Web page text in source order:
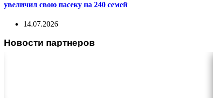
увеличил свою пасеку на 240 семей
14.07.2026
Новости партнеров